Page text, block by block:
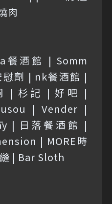
肉
餐酒館 | Somm
劑 | nk餐酒館 |
| 杉記 | 好吧 |
| Vender |
| 日落餐酒館 |
| MORE時
| Bar Sloth